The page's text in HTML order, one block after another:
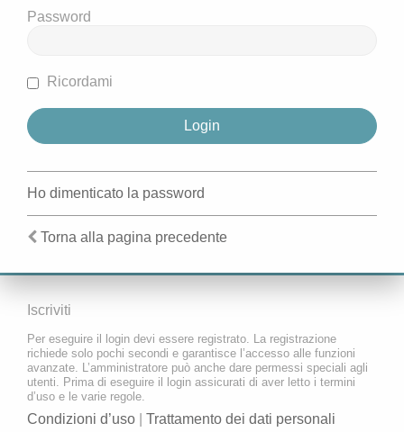
Password
Ricordami
Ho dimenticato la password
Torna alla pagina precedente
Iscriviti
Per eseguire il login devi essere registrato. La registrazione
richiede solo pochi secondi e garantisce l’accesso alle funzioni
avanzate. L’amministratore può anche dare permessi speciali agli
utenti. Prima di eseguire il login assicurati di aver letto i termini
d’uso e le varie regole.
Condizioni d’uso Trattamento dei dati personali